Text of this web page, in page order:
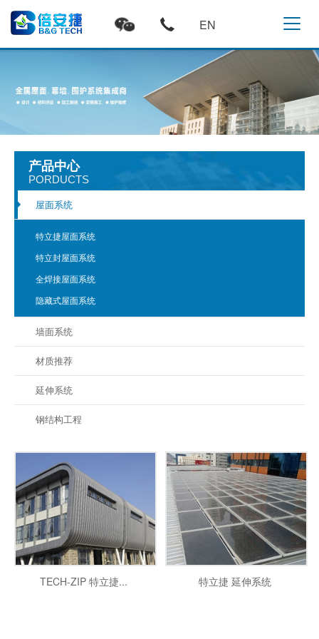
EN
产品中心
PORDUCTS
屋面系统
特立捷屋面系统
特立封屋面系统
全焊接屋面系统
隐藏式屋面系统
墙面系统
材质推荐
延伸系统
钢结构工程
TECH-ZIP 特立捷... 特立捷 延伸系统